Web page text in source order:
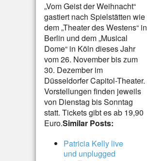
„Vom Geist der Weihnacht“
gastiert nach Spielstätten wie
dem „Theater des Westens“ in
Berlin und dem „Musical
Dome“ in Köln dieses Jahr
vom 26. November bis zum
30. Dezember im
Düsseldorfer Capitol-Theater.
Vorstellungen finden jeweils
von Dienstag bis Sonntag
statt. Tickets gibt es ab 19,90
Euro.Similar Posts:
Patricia Kelly live
und unplugged